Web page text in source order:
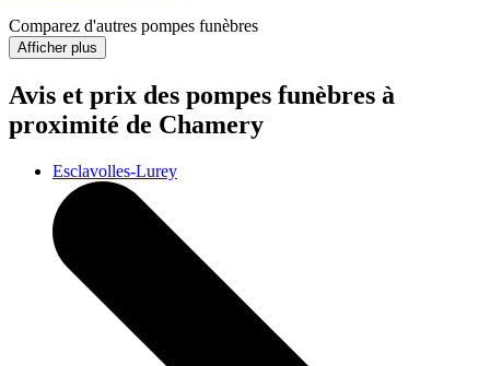
Comparez d'autres pompes funèbres
Afficher plus
Avis et prix des pompes funèbres à
proximité de Chamery
Esclavolles-Lurey